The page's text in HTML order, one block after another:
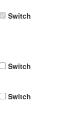
Switch
Switch
Switch